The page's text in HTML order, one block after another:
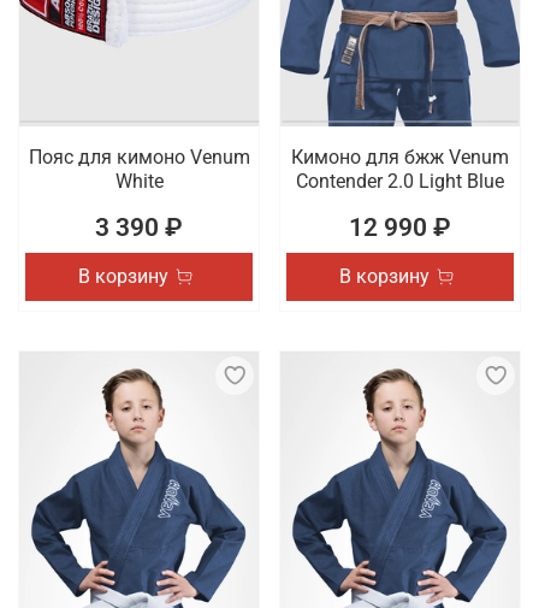
Пояс для кимоно Venum
White
3 390 ₽
В корзину
Кимоно для бжж Venum
Contender 2.0 Light Blue
12 990 ₽
В корзину